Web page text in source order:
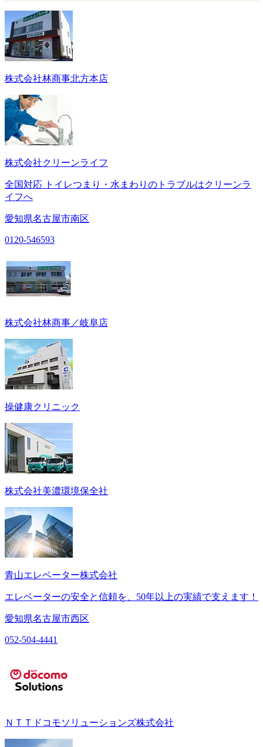
株式会社林商事北方本店
株式会社クリーンライフ
全国対応 トイレつまり・水まわりのトラブルはクリーンラ
イフへ
愛知県名古屋市南区
0120-546593
株式会社林商事／岐阜店
操健康クリニック
株式会社美濃環境保全社
青山エレベーター株式会社
エレベーターの安全と信頼を、50年以上の実績で支えます！
愛知県名古屋市西区
052-504-4441
ＮＴＴドコモソリューションズ株式会社